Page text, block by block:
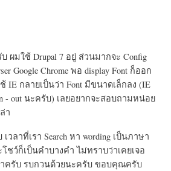
ผมใช้ Drupal 7 อยู่ ส่วนมากจะ Config
Google Chrome พอ display Font ก็ออก
IE กลายเป็นว่า Font มีขนาดเล็กลง (IE
- out นะครับ) เลยอยากจะสอบถามหน่อย
า
ลาที่เรา Search หา wording เป็นภาษา
ชว์ก็เป็นคำบางคำ ไม่ทราบว่าเคยเจอ
ครับ รบกวนด้วยนะครับ ขอบคุณครับ